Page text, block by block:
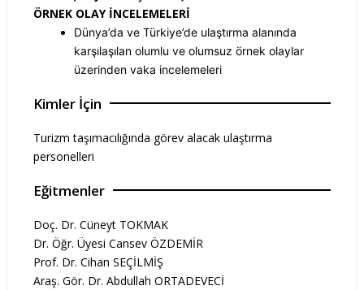
ÖRNEK OLAY İNCELEMELERİ
Dünya’da ve Türkiye’de ulaştırma alanında
karşılaşılan olumlu ve olumsuz örnek olaylar
üzerinden vaka incelemeleri
Kimler İçin
Turizm taşımacılığında görev alacak ulaştırma
personelleri
Eğitmenler
Doç. Dr. Cüneyt TOKMAK
Dr. Öğr. Üyesi Cansev ÖZDEMİR
Prof. Dr. Cihan SEÇİLMİŞ
Araş. Gör. Dr. Abdullah ORTADEVECİ